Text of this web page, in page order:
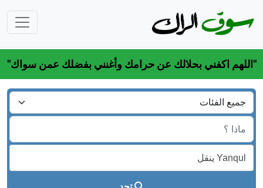
"اللهم اكفني بحلالك عن حرامك وأغنني بفضلك عمن سواك"